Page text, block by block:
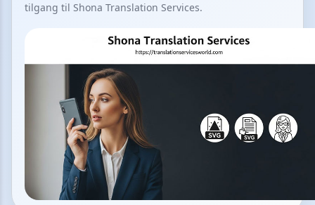
tilgang til Shona Translation Services.